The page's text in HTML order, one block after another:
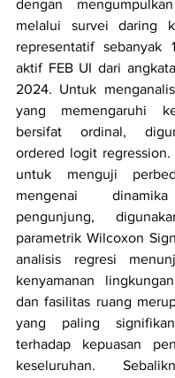
dengan
melalui survei daring
representatif sebanyak
aktif FEB UI dari
2024. Untuk
yang memengaruhi
bersifat ordinal,
ordered logit regression.
untuk menguji
mengenai
pengunjung,
parametrik Wilcoxon
analisis regresi
kenyamanan
dan fasilitas ruang
yang paling
terhadap kepuasan
keseluruhan.